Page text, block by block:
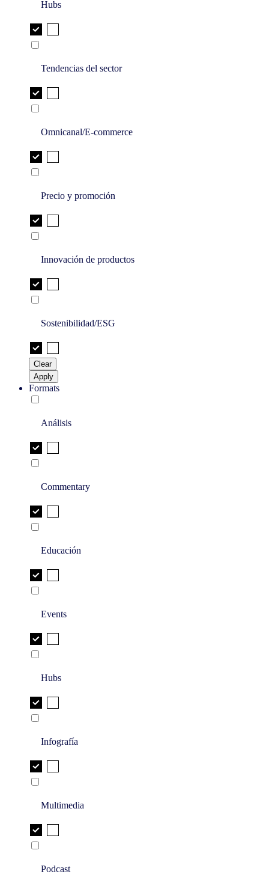
Hubs
Tendencias del sector
Omnicanal/E-commerce
Precio y promoción
Innovación de productos
Sostenibilidad/ESG
Clear
Apply
Formats
Análisis
Commentary
Educación
Events
Hubs
Infografía
Multimedia
Podcast